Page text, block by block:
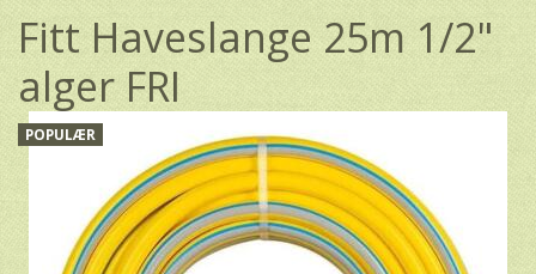
Fitt Haveslange 25m 1/2"
alger FRI
POPULÆR